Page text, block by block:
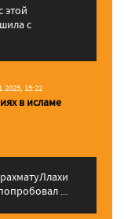
этой
с
15:22
в исламе
...